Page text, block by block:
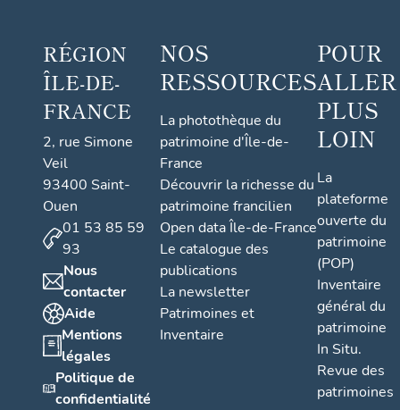
RÉGION
ÎLE-DE-
FRANCE
2, rue Simone
Veil
93400 Saint-
Ouen
01 53 85 59
93
Nous
contacter
Aide
Mentions
légales
Politique de
confidentialité
NOS
RESSOURCES
La photothèque du
patrimoine d'Île-de-
France
Découvrir la richesse du
patrimoine francilien
Open data Île-de-France
Le catalogue des
publications
La newsletter
Patrimoines et
Inventaire
POUR
ALLER
PLUS
LOIN
La
plateforme
ouverte du
patrimoine
(POP)
Inventaire
général du
patrimoine
In Situ.
Revue des
patrimoines